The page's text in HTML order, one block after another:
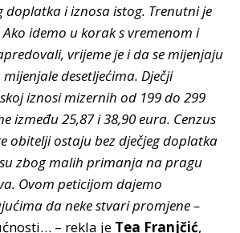
doplatka i iznosa istog. Trenutni je
idemo u korak s vremenom i
vrijeme je i da se mijenjaju
desetljećima. Dječji
iznosi mizernih od 199 do 299
između 25,87 i 38,90 eura. Cenzus
obitelji ostaju bez dječjeg doplatka
zbog malih primanja na pragu
Ovom peticijom dajemo
da neke stvari promjene –
– rekla je Tea Franjčić,